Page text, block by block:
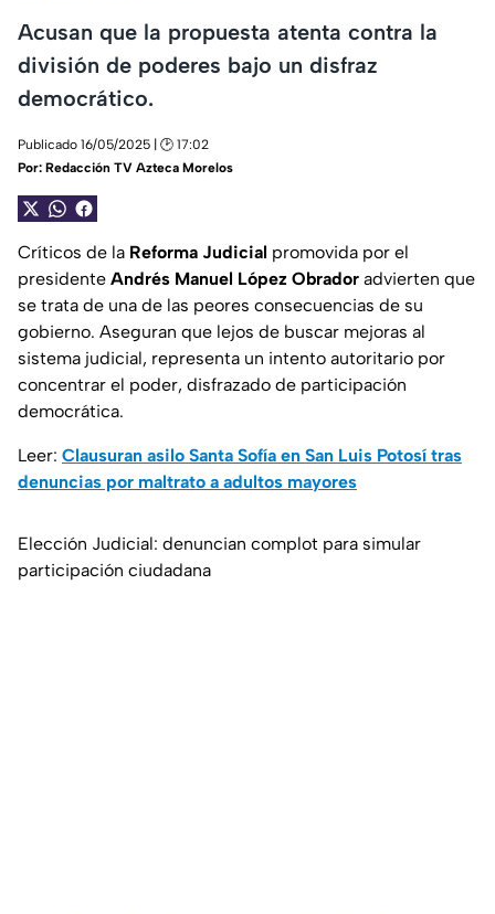
Acusan que la propuesta atenta contra la
división de poderes bajo un disfraz
democrático.
Publicado 16/05/2025 | 🕑 17:02
Por: Redacción TV Azteca Morelos
Críticos de la Reforma Judicial promovida por el
presidente Andrés Manuel López Obrador advierten que
se trata de una de las peores consecuencias de su
gobierno. Aseguran que lejos de buscar mejoras al
sistema judicial, representa un intento autoritario por
concentrar el poder, disfrazado de participación
democrática.
Leer: Clausuran asilo Santa Sofía en San Luis Potosí tras
denuncias por maltrato a adultos mayores
Elección Judicial: denuncian complot para simular
participación ciudadana